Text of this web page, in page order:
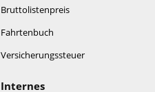
Bruttolistenpreis
Fahrtenbuch
Versicherungssteuer
Internes